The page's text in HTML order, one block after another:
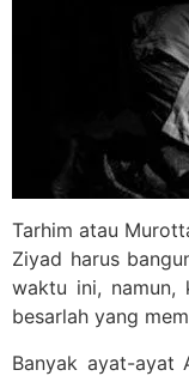
Tarhim atau
Ziyad harus
waktu ini, namun,
besarlah yang
Banyak ayat-ayat